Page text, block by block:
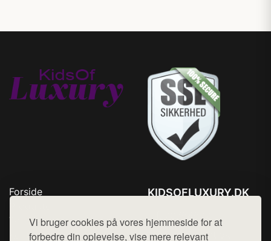
Vi bruger cookies på vores hjemmeside for at
forbedre din oplevelse, vise mere relevant
Forside
Top Rabatter
Kontakt
KIDSOFLUXURY.DK
Mail: hej@want.dk